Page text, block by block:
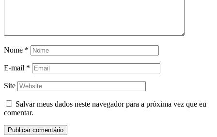
Nome *
E-mail *
Site
Salvar meus dados neste navegador para a próxima vez que eu
comentar.